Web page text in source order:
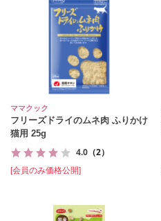
ママクック
フリーズドライのムネ肉 ふりかけ
猫用 25g
4.0 （2）
[会員のみ価格公開]